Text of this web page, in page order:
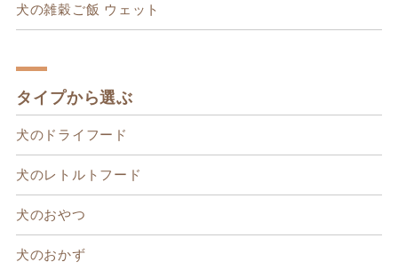
犬の雑穀ご飯 ウェット
タイプから選ぶ
犬のドライフード
犬のレトルトフード
犬のおやつ
犬のおかず